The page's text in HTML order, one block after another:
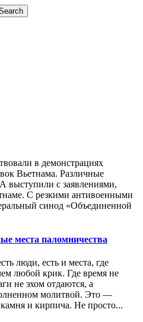
в демонстрациях
Вьетнама. Различные
с заявлениями,
С резкими антивоенными
синод «Объединенной
места паломничества
люди, есть и места, где
любой крик. Где время не
не эхом отдаются, а
молитвой. Это —
и кирпича. Не просто...